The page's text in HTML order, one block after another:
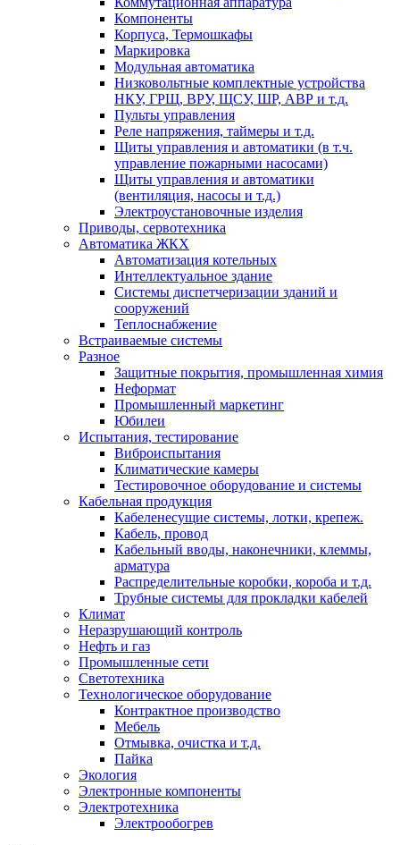
Компоненты
Корпуса, Термошкафы
Маркировка
Модульная автоматика
Низковольтные комплектные устройства
НКУ, ГРЩ, ВРУ, ЩСУ, ШР, АВР и т.д.
Пульты управления
Реле напряжения, таймеры и т.д.
Щиты управления и автоматики (в т.ч.
управление пожарными насосами)
Щиты управления и автоматики
(вентиляция, насосы и т.д.)
Электроустановочные изделия
Приводы, сервотехника
Автоматика ЖКХ
Автоматизация котельных
Интеллектуальное здание
Системы диспетчеризации зданий и
сооружений
Теплоснабжение
Встраиваемые системы
Разное
Защитные покрытия, промышленная химия
Неформат
Промышленный маркетинг
Юбилеи
Испытания, тестирование
Виброиспытания
Климатические камеры
Тестировочное оборудование и системы
Кабельная продукция
Кабеленесущие системы, лотки, крепеж.
Кабель, провод
Кабельный вводы, наконечники, клеммы,
арматура
Распределительные коробки, короба и т.д.
Трубные системы для прокладки кабелей
Климат
Неразрушающий контроль
Нефть и газ
Промышленные сети
Светотехника
Технологическое оборудование
Контрактное производство
Мебель
Отмывка, очистка и т.д.
Пайка
Экология
Электронные компоненты
Электротехника
Электрообогрев